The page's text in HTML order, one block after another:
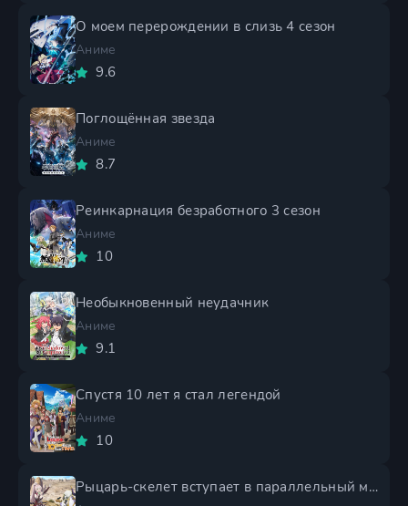
О моем перерождении в слизь 4 сезон
Аниме
9.6
Поглощённая звезда
Аниме
8.7
Реинкарнация безработного 3 сезон
Аниме
10
Необыкновенный неудачник
Аниме
9.1
Спустя 10 лет я стал легендой
Аниме
10
Рыцарь-скелет вступает в параллельный мир 2 сезон